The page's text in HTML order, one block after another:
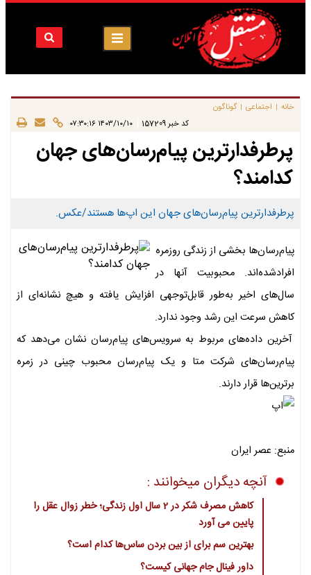
خانه | اجتماعی | گوناگون
کد خبر 157209 ۱۴۰۳/۱۰/۱۰ ۰۷:۳۰:۱۶
پرطرفدارترین پیام‌رسان‌های جهان
کدامند؟
پرطرفدارترین پیام‌رسان‌های جهان این اپ‌ها هستند/عکس.
پیام‌رسان‌ها بخشی از زندگی روزمره
افرادشده‌اند. محبوبیت آنها در
سال‌های اخیر به‌طور قابل‌توجهی افزایش یافته ‌و هیچ نشانه‌ای از
کاهش سرعت این رشد وجود ندارد.
آخرین داده‌های مربوط به سرویس‌های پیام‌رسان نشان می‌دهد که
پیام‌رسان‌های شرکت متا و یک پیام‌رسان محبوب چینی در زمره
برترین‌ها قرار دارند.
منبع: عصر ایران
آنچه دیگران میخوانند :
کاهش مصرف شکر در 2 سال اول زندگی؛ خطر زوال عقل را
پایین می آورد
بهترین سم برای از بین بردن ساس‌ها کدام است؟
داور فینال جام جهانی کیست؟